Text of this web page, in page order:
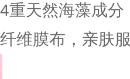
重天然海藻成
维膜布，亲肤